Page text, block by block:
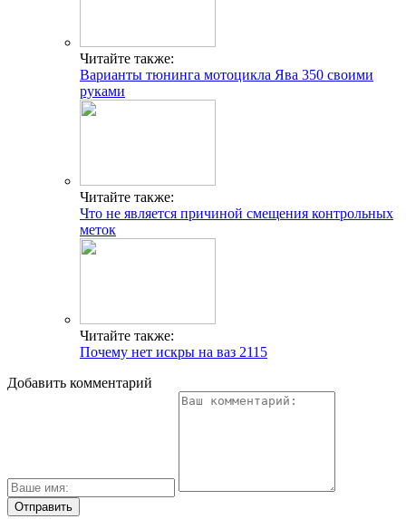
Читайте также:
Варианты тюнинга мотоцикла Ява 350 своими
руками
Читайте также:
Что не является причиной смещения контрольных
меток
Читайте также:
Почему нет искры на ваз 2115
Добавить комментарий